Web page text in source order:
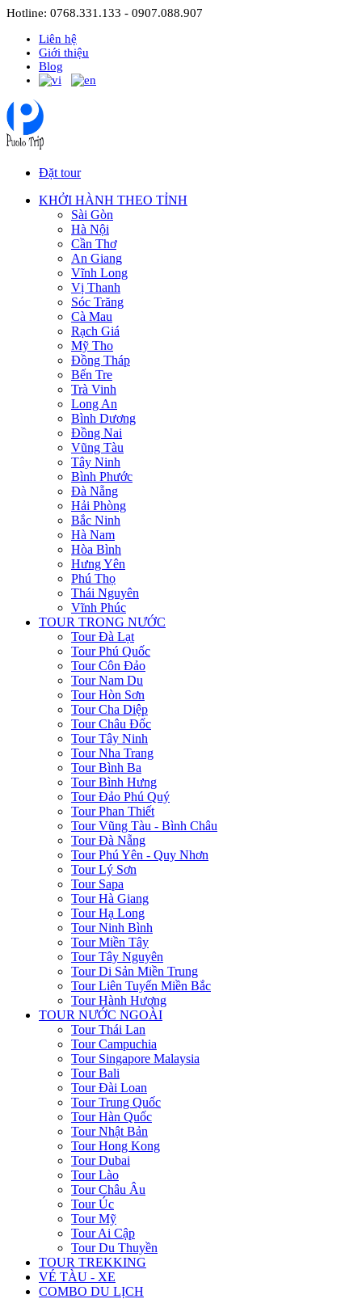
Hotline: 0768.331.133 - 0907.088.907
Liên hệ
Giới thiệu
Blog
Đặt tour
KHỞI HÀNH THEO TỈNH
Sài Gòn
Hà Nội
Cần Thơ
An Giang
Vĩnh Long
Vị Thanh
Sóc Trăng
Cà Mau
Rạch Giá
Mỹ Tho
Đồng Tháp
Bến Tre
Trà Vinh
Long An
Bình Dương
Đồng Nai
Vũng Tàu
Tây Ninh
Bình Phước
Đà Nẵng
Hải Phòng
Bắc Ninh
Hà Nam
Hòa Bình
Hưng Yên
Phú Thọ
Thái Nguyên
Vĩnh Phúc
TOUR TRONG NƯỚC
Tour Đà Lạt
Tour Phú Quốc
Tour Côn Đảo
Tour Nam Du
Tour Hòn Sơn
Tour Cha Diệp
Tour Châu Đốc
Tour Tây Ninh
Tour Nha Trang
Tour Bình Ba
Tour Bình Hưng
Tour Đảo Phú Quý
Tour Phan Thiết
Tour Vũng Tàu - Bình Châu
Tour Đà Nẵng
Tour Phú Yên - Quy Nhơn
Tour Lý Sơn
Tour Sapa
Tour Hà Giang
Tour Hạ Long
Tour Ninh Bình
Tour Miền Tây
Tour Tây Nguyên
Tour Di Sản Miền Trung
Tour Liên Tuyến Miền Bắc
Tour Hành Hương
TOUR NƯỚC NGOÀI
Tour Thái Lan
Tour Campuchia
Tour Singapore Malaysia
Tour Bali
Tour Đài Loan
Tour Trung Quốc
Tour Hàn Quốc
Tour Nhật Bản
Tour Hong Kong
Tour Dubai
Tour Lào
Tour Châu Âu
Tour Úc
Tour Mỹ
Tour Ai Cập
Tour Du Thuyền
TOUR TREKKING
VÉ TÀU - XE
COMBO DU LỊCH